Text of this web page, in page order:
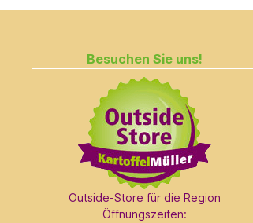
Besuchen Sie uns!
Outside-Store für die Region
Öffnungszeiten: